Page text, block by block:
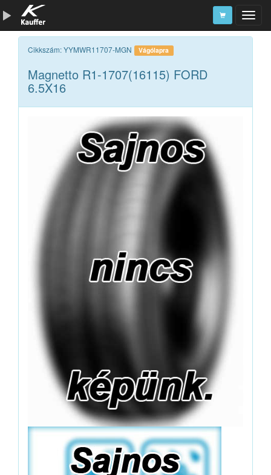
Szerszámkatalógus
Kosár
Alkatrészek
Cikkszám: YYMWR11707-MGN Vágólapra
Magnetto R1-1707(16115) FORD
6.5X16